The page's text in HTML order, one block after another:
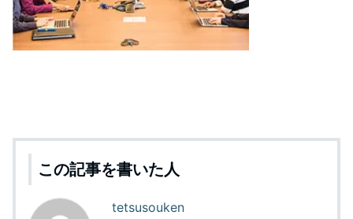
この記事を書いた人
tetsusouken